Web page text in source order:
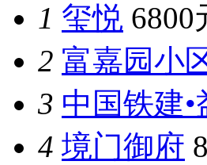
1 玺悦 6800
2 富嘉园小
3 中国铁建•
4 境门御府